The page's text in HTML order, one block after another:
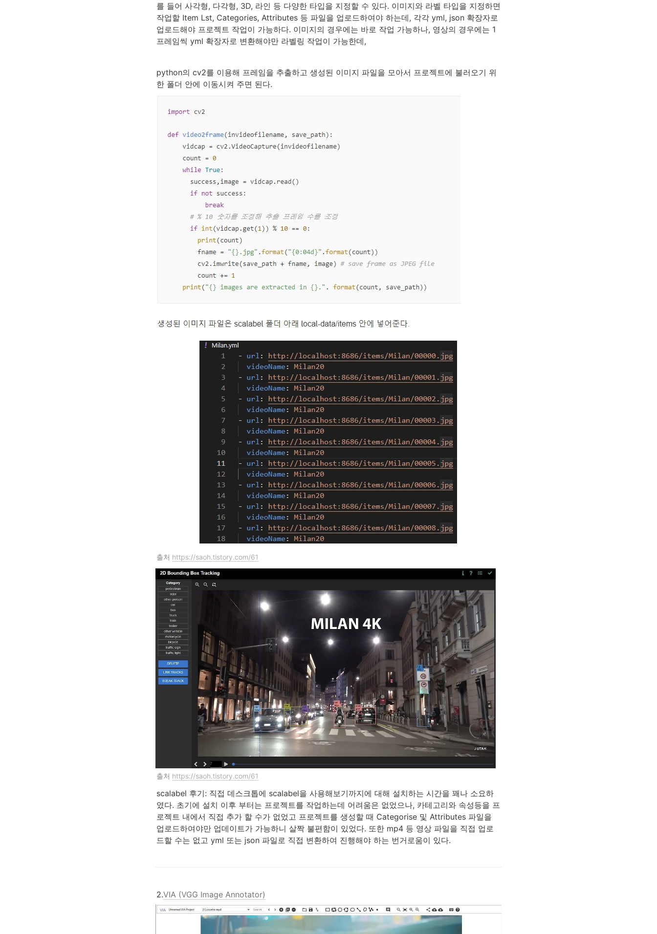
를 들어 사각형, 다각형, 3D, 라인 등 다양한 타입을 지정할 수 있다. 이미지와 라벨 타입을 지정하면
작업할 Item Lst, Categories, Attributes 등 파일을 업로드하여야 하는데, 각각 yml, json 확장자로
업로드해야 프로젝트 작업이 가능하다. 이미지의 경우에는 바로 작업 가능하나, 영상의 경우에는 1
프레임씩 yml 확장자로 변환해야만 라벨링 작업이 가능한데,
python의 cv2를 이용해 프레임을 추출하고 생성된 이미지 파일을 모아서 프로젝트에 불러오기 위
한 폴더 안에 이동시켜 주면 된다.
출처 https://saoh.tistory.com/61
출처 https://saoh.tistory.com/61
scalabel 후기: 직접 데스크톱에 scalabel을 사용해보기까지에 대해 설치하는 시간을 꽤나 소요하
였다. 초기에 설치 이후 부터는 프로젝트를 작업하는데 어려움은 없었으나, 카테고리와 속성등을 프
로젝트 내에서 직접 추가 할 수가 없었고 프로젝트를 생성할 때 Categorise 및 Attributes 파일을
업로드하여야만 업데이트가 가능하니 살짝 불편함이 있었다. 또한 mp4 등 영상 파일을 직접 업로
드할 수는 없고 yml 또는 json 파일로 직접 변환하여 진행해야 하는 번거로움이 있다.
2.VIA (VGG Image Annotator)